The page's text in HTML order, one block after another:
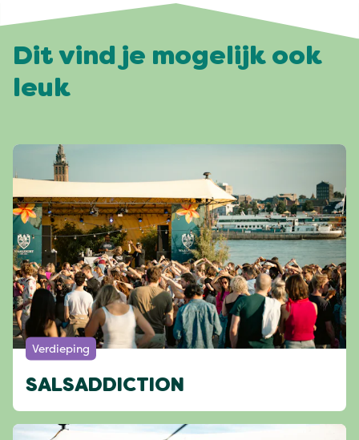
Dit vind je mogelijk ook
leuk
Verdieping
SALSADDICTION